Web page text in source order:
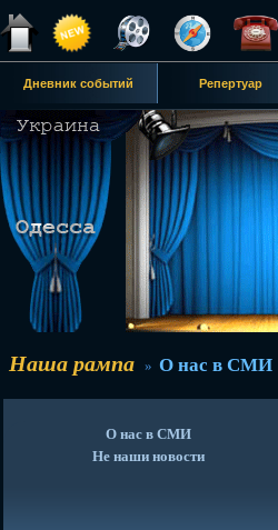
Дневник событий Репертуар
Наша рампа » О нас в СМИ
О нас в СМИ
Не наши новости